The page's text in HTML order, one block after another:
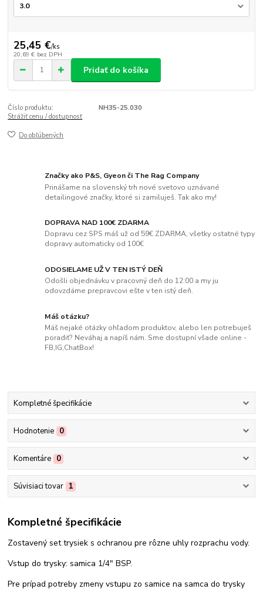
25,45 €/ks
20,69 € bez DPH
Pridať do košíka
Číslo produktu:
NH35-25.030
Strážiť cenu / dostupnosť
Do obľúbených
Značky ako P&S, Gyeon či The Rag Company
Prinášame na slovenský trh nové svetovo uznávané
detailingové značky, ktoré si zamiluješ. Tak ako my!
DOPRAVA NAD 100€ ZDARMA
Dopravu cez SPS máš už od 59€ ZDARMA, všetky ostatné typy
dopravy automaticky od 100€
ODOSIELAME UŽ V TEN ISTÝ DEŇ
Odošli objednávku v pracovný deň do 12:00 a my ju
odovzdáme prepravcovi ešte v ten istý deň.
Máš otázku?
Máš nejaké otázky ohľadom produktov, alebo len potrebuješ
poradiť? Neváhaj a napíš nám. Sme dostupní všade online -
FB,IG,ChatBox!
Kompletné špecifikácie
Hodnotenie 0
Komentáre 0
Súvisiaci tovar 1
Kompletné špecifikácie
Zostavený set trysiek s ochranou pre rôzne uhly rozprachu vody.
Vstup do trysky: samica 1/4" BSP.
Pre prípad potreby zmeny vstupu zo samice na samca do trysky